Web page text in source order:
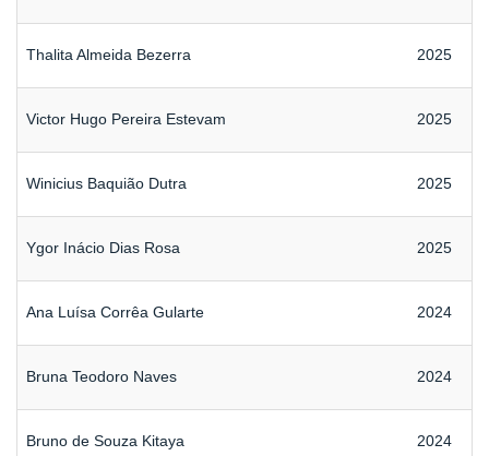
Thalita Almeida Bezerra 2025
Victor Hugo Pereira Estevam 2025
Winicius Baquião Dutra 2025
Ygor Inácio Dias Rosa 2025
Ana Luísa Corrêa Gularte 2024
Bruna Teodoro Naves 2024
Bruno de Souza Kitaya 2024